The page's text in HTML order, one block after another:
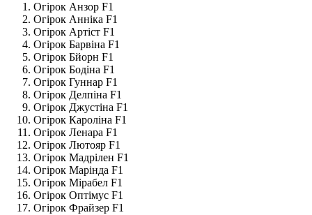
Огірок Анзор F1
Огірок Анніка F1
Огірок Артіст F1
Огірок Барвіна F1
Огірок Бйорн F1
Огірок Бодіна F1
Огірок Гуннар F1
Огірок Делпіна F1
Огірок Джустіна F1
Огірок Кароліна F1
Огірок Ленара F1
Огірок Лютояр F1
Огірок Мадрілен F1
Огірок Марінда F1
Огірок Мірабел F1
Огірок Оптімус F1
Огірок Фрайзер F1